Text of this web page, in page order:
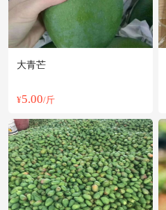
大青芒
¥5.00/斤